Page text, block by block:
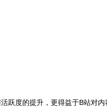
跃度的提升，更得益于B站对